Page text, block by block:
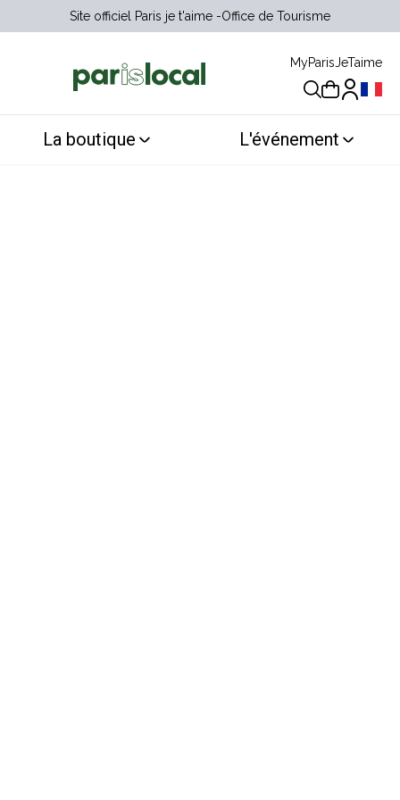
Site officiel Paris je t'aime Office de Tourisme
MyParisJeTaime
La boutique L'événement